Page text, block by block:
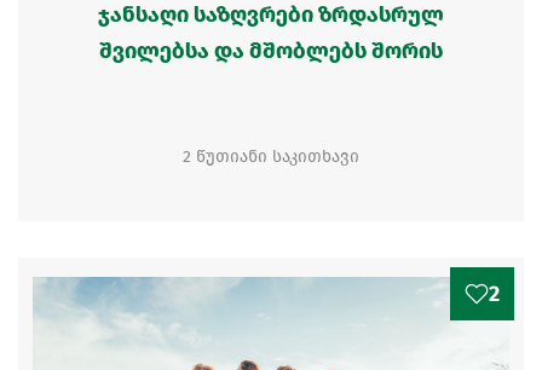
ჯანსაღი საზღვრები ზრდასრულ
შვილებსა და მშობლებს შორის
2 წუთიანი საკითხავი
2